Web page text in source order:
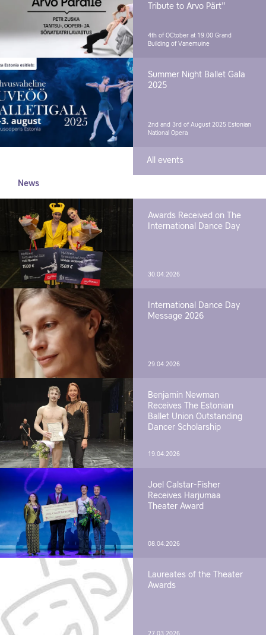
Tribute to Arvo Pärt"
4th of OCtober at 19.00 Grand
Building of Vanemuine
Summer Night Ballet Gala
2025
2nd and 3rd of August 2025 Estonian
National Opera
All events
News
Awards Received on The
International Dance Day
30.04.2026
International Dance Day
Message 2026
29.04.2026
Benjamin Newman
Receives The Estonian
Ballet Union Outstanding
Dancer Scholarship
19.04.2026
Joel Calstar-Fisher
Receives Harjumaa
Theater Award
08.04.2026
Laureates of the Theater
Awards